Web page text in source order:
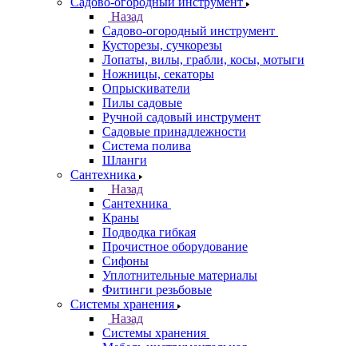
Назад
Садово-огородный инструмент
Кусторезы, сучкорезы
Лопаты, вилы, грабли, косы, мотыги
Ножницы, секаторы
Опрыскиватели
Пилы садовые
Ручной садовый инструмент
Садовые принадлежности
Система полива
Шланги
Сантехника
Назад
Сантехника
Краны
Подводка гибкая
Прочистное оборудование
Сифоны
Уплотнительные материалы
Фитинги резьбовые
Системы хранения
Назад
Системы хранения